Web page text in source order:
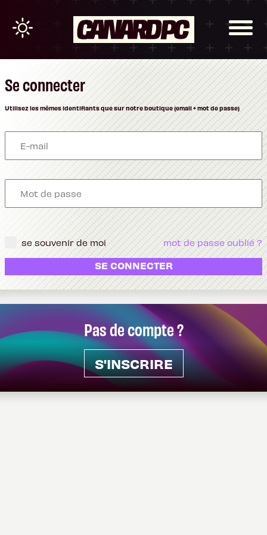
Pas de compte ?
S'INSCRIRE
Se connecter
Utilisez les mêmes identifiants que sur notre boutique (email + mot de passe)
se souvenir de moi mot de passe oublié ?
SE CONNECTER